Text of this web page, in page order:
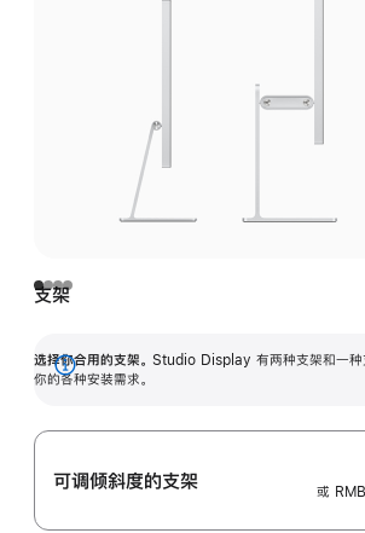
支架
选择你合用的支架。 Studio Display 有两种支架和一种
你的各种安装需求。
展
可调倾斜度的支架
或